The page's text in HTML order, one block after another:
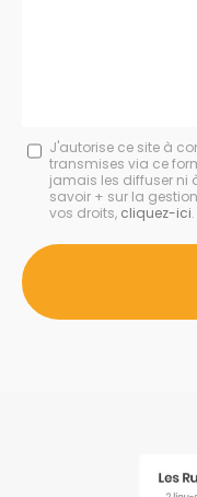
Message
J'autorise ce site à
transmises via ce
jamais les diffuser ni
savoir + sur la
vos droits, cliquez-ici.
Acceptation
RGPD
*